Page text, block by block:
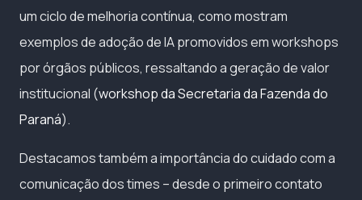
um ciclo de melhoria contínua, como mostram
exemplos de adoção de IA promovidos em workshops
por órgãos públicos, ressaltando a geração de valor
institucional (workshop da Secretaria da Fazenda do
Paraná).
Destacamos também a importância do cuidado com a
comunicação dos times – desde o primeiro contato